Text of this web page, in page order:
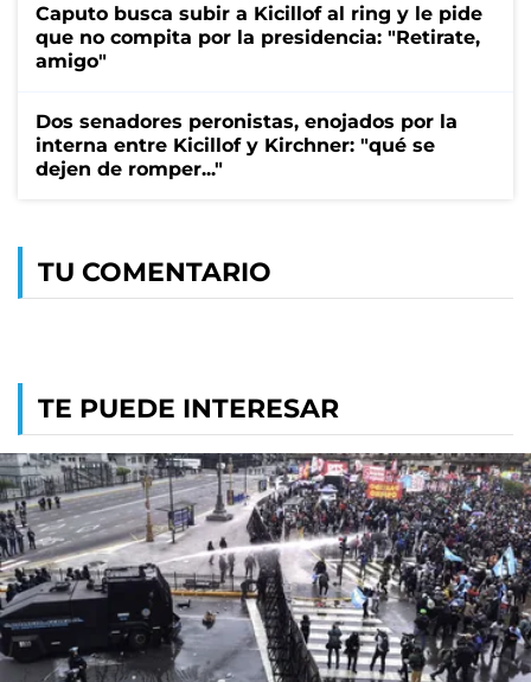
Caputo busca subir a Kicillof al ring y le pide
que no compita por la presidencia: "Retirate,
amigo"
Dos senadores peronistas, enojados por la
interna entre Kicillof y Kirchner: "qué se
dejen de romper..."
TU COMENTARIO
TE PUEDE INTERESAR